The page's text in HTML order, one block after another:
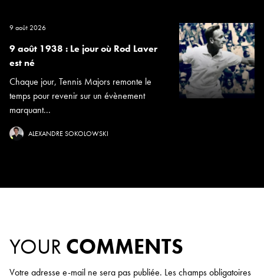
9 août 2026
9 août 1938 : Le jour où Rod Laver
est né
Chaque jour, Tennis Majors remonte le
temps pour revenir sur un évènement
marquant...
ALEXANDRE SOKOLOWSKI
YOUR COMMENTS
Votre adresse e-mail ne sera pas publiée. Les champs obligatoires